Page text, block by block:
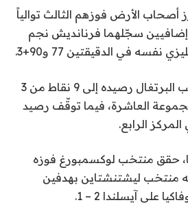
أصحاب الأرض فوزهم الثالث توالياً
سجّلهما فرنانديش نجم
نفسه في الدقيقتين 77 و90+3.
وبهذا الفوز، رفع منتخب البرتغال رصيده إلى 9 نقاط من 3
العاشرة، فيما توقّف رصيد
حقق منتخب لوكسمبورغ فوزه
منتخب ليشتنشتاين بهدفين
على آيسلندا 2 – 1.